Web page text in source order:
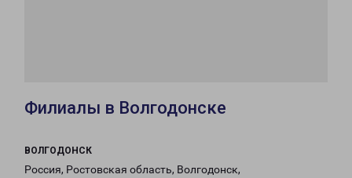
Филиалы в Волгодонске
ВОЛГОДОНСК
Россия, Ростовская область, Волгодонск,